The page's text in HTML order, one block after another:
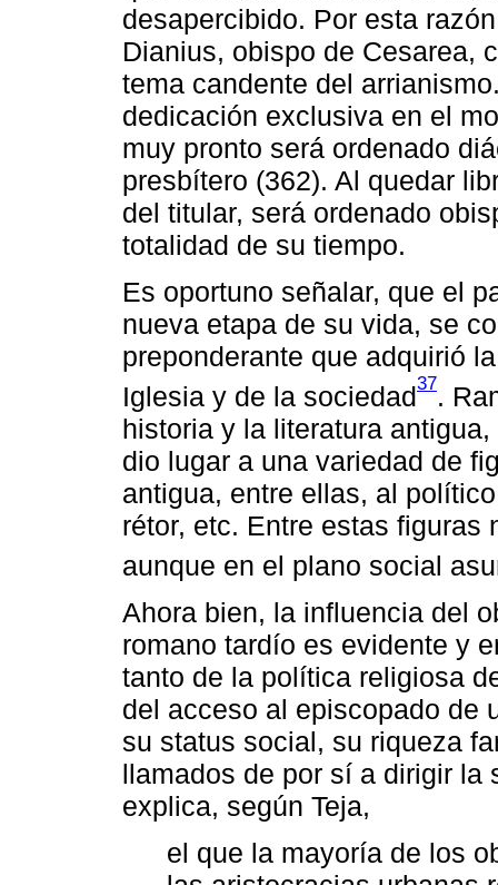
desapercibido. Por esta
Dianius, obispo de Cesarea,
tema candente del
dedicación exclusiva en el
muy pronto será ordenado
presbítero (362). Al quedar
del titular, será ordenado
totalidad de su tiempo.
Es oportuno señalar, que el
nueva etapa de su vida, se
preponderante que adquirió
Iglesia y de la sociedad37.
historia y la literatura
dio lugar a una variedad de
antigua, entre ellas, al
rétor, etc. Entre estas figuras
aunque en el plano social
Ahora bien, la influencia del
romano tardío es evidente y
tanto de la política religiosa
del acceso al episcopado de
su status social, su riqueza
llamados de por sí a dirigir la
explica, según Teja,
el que la mayoría de los